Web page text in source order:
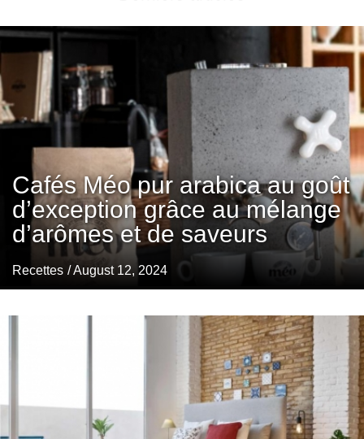
Cafés Méo pur arabica au goût
d’exception grâce au mélange
d’arômes et de saveurs
Recettes / August 12, 2024